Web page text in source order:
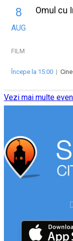
8
AUG
Omul cu
FILM
Începe la 15:00 |
Vezi mai multe